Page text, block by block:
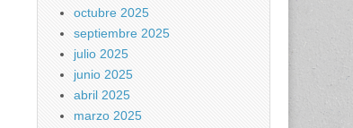
octubre 2025
septiembre 2025
julio 2025
junio 2025
abril 2025
marzo 2025